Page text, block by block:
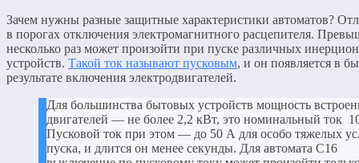
Зачем нужны разные защитные характеристики автоматов?
в порогах отключения электромагнитного расцепителя.
несколько раз может произойти при пуске различных
устройств. Такой ток называют пусковым, и он появляется в
результате включения электродвигателей.
Для большинства бытовых устройств мощность
двигателей — не более 2,2 кВт, это номинальный ток
Пусковой ток при этом — до 50 А для особо тяжелых
пуска, и длится он менее секунды. Для автомата С16